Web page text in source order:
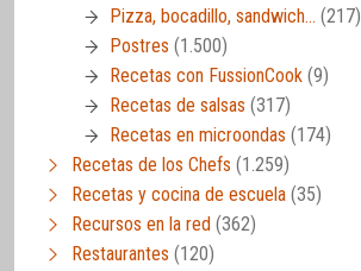
Pizza, bocadillo, sandwich… (217)
Postres (1.500)
Recetas con FussionCook (9)
Recetas de salsas (317)
Recetas en microondas (174)
Recetas de los Chefs (1.259)
Recetas y cocina de escuela (35)
Recursos en la red (362)
Restaurantes (120)